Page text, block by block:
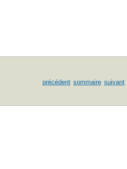
précédent sommaire suivant